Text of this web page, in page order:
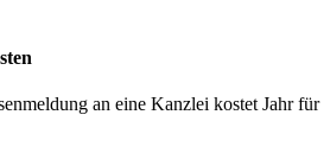
an eine Kanzlei kostet Jahr für